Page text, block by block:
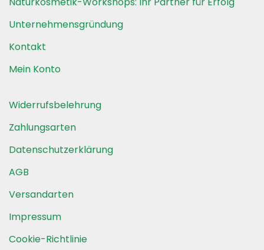
auf
Unternehmensgründung
Kontakt
Mein Konto
Widerrufsbelehrung
Zahlungsarten
Datenschutzerklärung
AGB
Versandarten
Impressum
Cookie-Richtlinie